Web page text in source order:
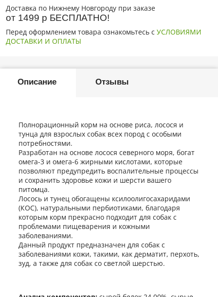
Доставка по Нижнему Новгороду при заказе
от 1499 р БЕСПЛАТНО!
Перед оформлением товара ознакомьтесь с УСЛОВИЯМИ
ДОСТАВКИ И ОПЛАТЫ
Описание Отзывы
Полнорационный корм на основе риса, лосося и
тунца для взрослых собак всех пород с особыми
потребностями.
Разработан на основе лосося северного моря, богат
омега-3 и омега-6 жирными кислотами, которые
позволяют предупредить воспалительные процессы
и сохранить здоровье кожи и шерсти вашего
питомца.
Лосось и тунец обогащены ксилоолигосахаридами
(КОС), натуральными пербиотиками, благодаря
которым корм прекрасно подходит для собак с
проблемами пищеварения и кожными
заболеваниями.
Данный продукт предназначен для собак с
заболеваниями кожи, такими, как дерматит, перхоть,
зуд, а также для собак со светлой шерстью.